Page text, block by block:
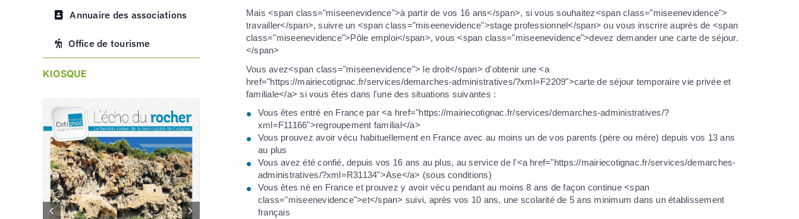
Annuaire des associations
Office de tourisme
KIOSQUE
Mais <span class="miseenevidence">à partir de vos 16 ans</span>, si vous souhaitez<span class="miseenevidence">
travailler</span>, suivre un <span class="miseenevidence">stage professionnel</span> ou vous inscrire auprès de <span
class="miseenevidence">Pôle emploi</span>, vous <span class="miseenevidence">devez demander une carte de séjour.
</span>
Vous avez<span class="miseenevidence"> le droit</span> d'obtenir une <a
href="https://mairiecotignac.fr/services/demarches-administratives/?xml=F2209">carte de séjour temporaire vie privée et
familiale</a> si vous êtes dans l'une des situations suivantes :
Vous êtes entré en France par <a href="https://mairiecotignac.fr/services/demarches-administratives/?
xml=F11166">regroupement familial</a>
Vous prouvez avoir vécu habituellement en France avec au moins un de vos parents (père ou mère) depuis vos 13 ans
au plus
Vous avez été confié, depuis vos 16 ans au plus, au service de l'<a href="https://mairiecotignac.fr/services/demarches-
administratives/?xml=R31134">Ase</a> (sous conditions)
Vous êtes né en France et prouvez y avoir vécu pendant au moins 8 ans de façon continue <span
class="miseenevidence">et</span> suivi, après vos 10 ans, une scolarité de 5 ans minimum dans un établissement
français